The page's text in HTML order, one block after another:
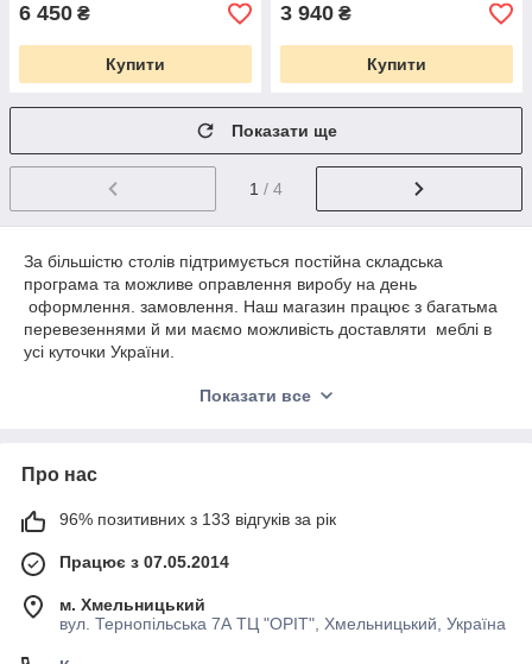
6 450 ₴
Купити
3 940 ₴
Купити
Показати ще
1 / 4
За більшістю столів підтримується постійна складська
програма та можливе оправлення виробу на день
оформлення. замовлення. Наш магазин працює з багатьма
перевезеннями й ми маємо можливість доставляти меблі в
усі куточки України.
купити м'які меблі, стінку для вітальні
менеджеру нашого магазину. Вся необхідна контактна інформація
Показати все
Про нас
96% позитивних з 133 відгуків за рік
Працює з 07.05.2014
м. Хмельницький
вул. Тернопільська 7А ТЦ "ОРІТ", Хмельницький, Україна